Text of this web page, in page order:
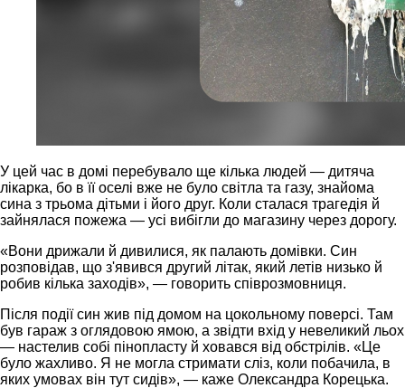
У цей час в домі перебувало ще кілька людей — дитяча
лікарка, бо в її оселі вже не було світла та газу, знайома
сина з трьома дітьми і його друг. Коли сталася трагедія й
зайнялася пожежа — усі вибігли до магазину через дорогу.
«Вони дрижали й дивилися, як палають домівки. Син
розповідав, що з'явився другий літак, який летів низько й
робив кілька заходів», — говорить співрозмовниця.
Після події син жив під домом на цокольному поверсі. Там
був гараж з оглядовою ямою, а звідти вхід у невеликий льох
— настелив собі пінопласту й ховався від обстрілів. «Це
було жахливо. Я не могла стримати сліз, коли побачила, в
яких умовах він тут сидів», — каже Олександра Корецька.